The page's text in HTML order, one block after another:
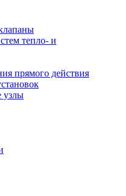
тепло- и
прямого действия
узлы